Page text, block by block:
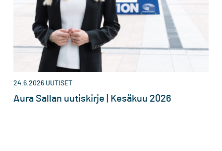
24.6.2026 UUTISET
Aura Sallan uutiskirje | Kesäkuu 2026